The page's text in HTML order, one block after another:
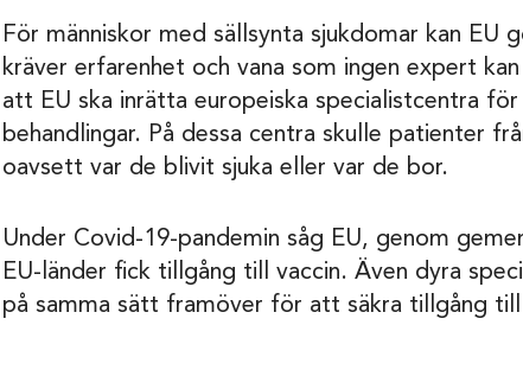
För människor med sällsynta sjukdomar kan EU
kräver erfarenhet och vana som ingen expert
att EU ska inrätta europeiska specialistcentra
behandlingar. På dessa centra skulle patienter
oavsett var de blivit sjuka eller var de bor.
Under Covid-19-pandemin såg EU, genom
EU-länder fick tillgång till vaccin. Även dyra
på samma sätt framöver för att säkra tillgång